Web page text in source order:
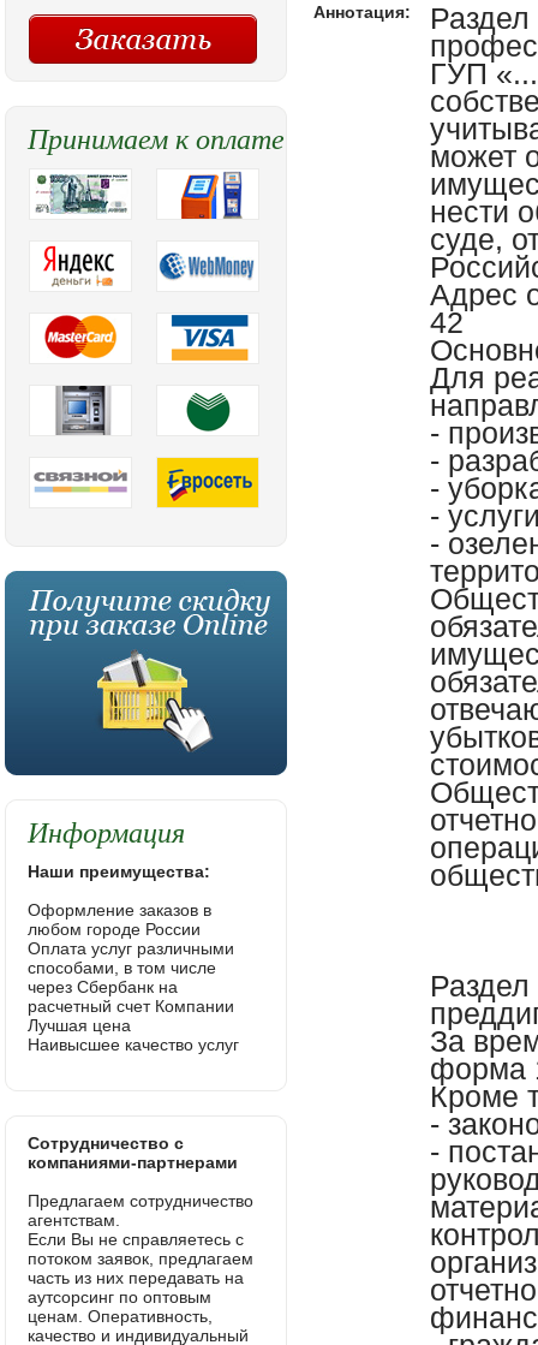
Аннотация:
ГУП
может
нести
суде,
Адрес
42
Для
-
-
-
-
-
Раздел
За
форма
Кроме
-
-
Принимаем к оплате
Информация
Наши преимущества:
Оформление заказов в
любом городе России
Оплата услуг различными
способами, в том числе
через Сбербанк на
расчетный счет Компании
Лучшая цена
Наивысшее качество услуг
Сотрудничество с
компаниями-партнерами
Предлагаем сотрудничество
агентствам.
Если Вы не справляетесь с
потоком заявок, предлагаем
часть из них передавать на
аутсорсинг по оптовым
ценам. Оперативность,
качество и индивидуальный